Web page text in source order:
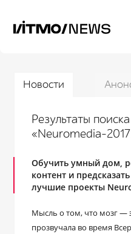
Новости
Результаты
«Neuromedia-
Обучить умный дом,
контент и
лучшие проекты
Мысль о том, что мозг —
прозвучала во время